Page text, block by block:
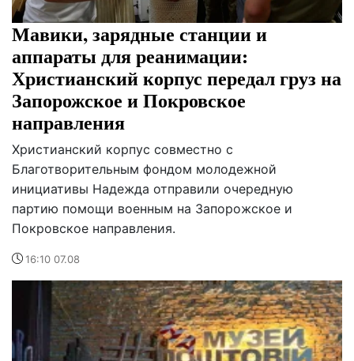
Мавики, зарядные станции и
аппараты для реанимации:
Христианский корпус передал груз на
Запорожское и Покровское
направления
Христианский корпус совместно с
Благотворительным фондом молодежной
инициативы Надежда отправили очередную
партию помощи военным на Запорожское и
Покровское направления.
16:10 07.08